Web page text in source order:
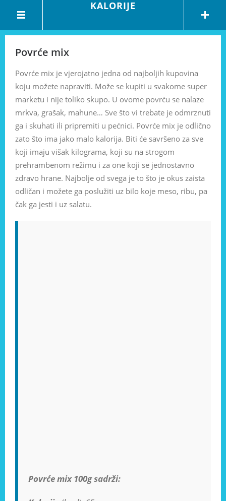
KALORIJE
Povrće mix
Povrće mix je vjerojatno jedna od najboljih kupovina
koju možete napraviti. Može se kupiti u svakome super
marketu i nije toliko skupo. U ovome povrću se nalaze
mrkva, grašak, mahune… Sve što vi trebate je odmrznuti
ga i skuhati ili pripremiti u pećnici. Povrće mix je odlično
zato što ima jako malo kalorija. Biti će savršeno za sve
koji imaju višak kilograma, koji su na strogom
prehrambenom režimu i za one koji se jednostavno
zdravo hrane. Najbolje od svega je to što je okus zaista
odličan i možete ga poslužiti uz bilo koje meso, ribu, pa
čak ga jesti i uz salatu.
Povrće mix 100g sadrži: